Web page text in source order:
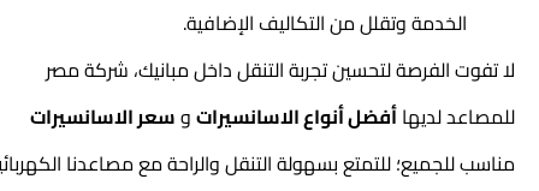
الخدمة وتقلل من التكاليف الإضافية.
لا تفوت الفرصة لتحسين تجربة التنقل داخل مبانيك، شركة مصر
للمصاعد لديهاأفضل أنواع الاسانسيراتوسعر الاسانسيرات
مناسب للجميع؛ للتمتع بسهولة التنقل والراحة مع مصاعدنا الكهربائية